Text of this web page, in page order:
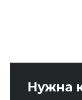
Нужна